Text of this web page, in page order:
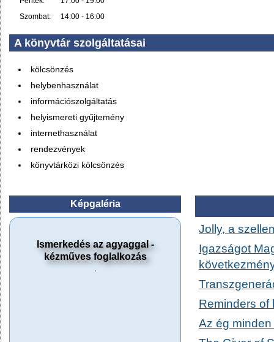
Szombat:
14:00 - 16:00
A könyvtár szolgáltatásai
kölcsönzés
helybenhasználat
információszolgáltatás
helyismereti gyűjtemény
internethasználat
rendezvények
könyvtárközi kölcsönzés
Képgaléria
Ismerkedés az agyaggal -
kézműves foglalkozás
Jolly, a
Igazságot
Reminders of
Az ég